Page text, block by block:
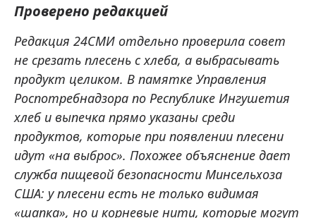
Проверено редакцией
Редакция 24СМИ отдельно проверила совет
не срезать плесень с хлеба, а выбрасывать
продукт целиком. В памятке Управления
Роспотребнадзора по Республике Ингушетия
хлеб и выпечка прямо указаны среди
продуктов, которые при появлении плесени
идут «на выброс». Похожее объяснение дает
служба пищевой безопасности Минсельхоза
США: у плесени есть не только видимая
«шапка», но и корневые нити, которые могут